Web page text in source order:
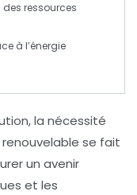
des ressources
à l’énergie
la nécessité
se fait
un avenir
et les